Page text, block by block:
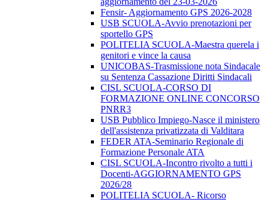
Fensir- Aggiornamento GPS 2026-2028
USB SCUOLA-Avvio prenotazioni per
sportello GPS
POLITELIA SCUOLA-Maestra querela i
genitori e vince la causa
UNICOBAS-Trasmissione nota Sindacale
su Sentenza Cassazione Diritti Sindacali
CISL SCUOLA-CORSO DI
FORMAZIONE ONLINE CONCORSO
PNRR3
USB Pubblico Impiego-Nasce il ministero
dell'assistenza privatizzata di Valditara
FEDER ATA-Seminario Regionale di
Formazione Personale ATA
CISL SCUOLA-Incontro rivolto a tutti i
Docenti-AGGIORNAMENTO GPS
2026/28
POLITELIA SCUOLA- Ricorso